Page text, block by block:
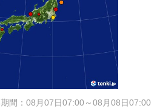
期間：08月07日07:00～08月08日07:00